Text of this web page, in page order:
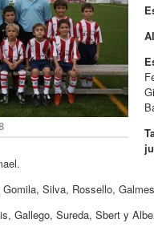
Silva, Rossello,
Gallego, Sureda, Sbert y